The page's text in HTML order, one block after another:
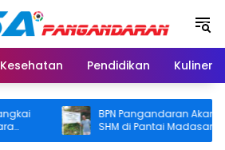
Kesehatan Pendidikan Kuliner
BPN Pangandaran Akan Cek
SHM di Pantai Madasari, Pemkab
Usut Asal-usul Sertifikat